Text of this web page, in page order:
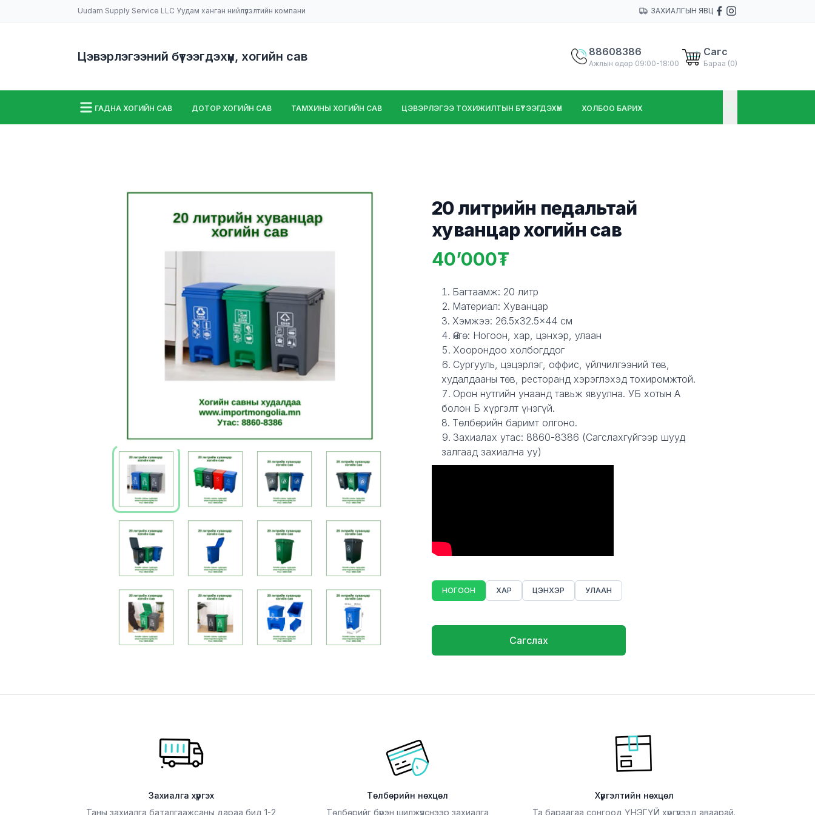
Uudam Supply Service LLC Уудам ханган нийлүүлэлтийн компани ЗАХИАЛГЫН ЯВЦ
Цэвэрлэгээний бүтээгдэхүүн, хогийн сав 88608386
Ажлын өдөр 09:00-18:00
Сагс
Бараа (0)
ГАДНА ХОГИЙН САВ ДОТОР ХОГИЙН САВ ТАМХИНЫ ХОГИЙН САВ ЦЭВЭРЛЭГЭЭ ТОХИЖИЛТЫН БҮТЭЭГДЭХҮҮН ХОЛБОО БАРИХ
20 литрийн педальтай
хуванцар хогийн сав
Product information
40’000
Description
Багтаамж: 20 литр
Материал: Хуванцар
Хэмжээ: 26.5x32.5x44 см
Өнгө: Ногоон, хар, цэнхэр, улаан
Хоорондоо холбогддог
Сургууль, цэцэрлэг, оффис, үйлчилгээний төв,
худалдааны төв, ресторанд хэрэглэхэд тохиромжтой.
Орон нутгийн унаанд тавьж явуулна. УБ хотын А
болон Б хүргэлт үнэгүй.
Төлбөрийн баримт олгоно.
Захиалах утас: 8860-8386 (Сагслахгүйгээр шууд
залгаад захиална уу)
НОГООН ХАР ЦЭНХЭР УЛААН
Сагслах
Захиалга хүргэх
Таны захиалга баталгаажсаны дараа бид 1-2
Төлбөрийн нөхцөл
Төлбөрийг бүрэн шилжүүлснээр захиалга
Хүргэлтийн нөхцөл
Та бараагаа сонгоод ҮНЭГҮЙ хүргүүлээд аваарай.